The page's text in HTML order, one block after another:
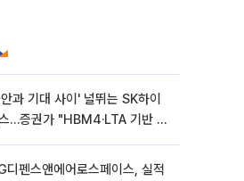
과 기대 사이' 널뛰는 SK하이
…증권가 "HBM4·LTA 기반 펀
디펜스앤에어로스페이스, 실적